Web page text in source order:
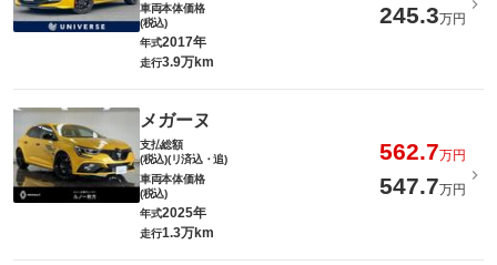
車両本体価格
(税込)
245.3万円
年式2017年
走行3.9万km
メガーヌ
支払総額
(税込)(リ済込・追)
562.7万円
車両本体価格
(税込)
547.7万円
年式2025年
走行1.3万km